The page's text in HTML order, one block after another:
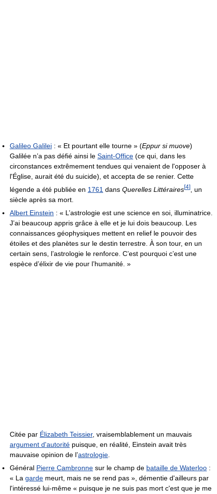
Galileo Galilei : « Et pourtant elle tourne » (Eppur si muove)
Galilée n’a pas défié ainsi le Saint-Office (ce qui, dans les
circonstances extrêmement tendues qui venaient de l'opposer à
l'Église, aurait été du suicide), et accepta de se renier. Cette
légende a été publiée en 1761 dans Querelles Littéraires[4]
, un
siècle après sa mort.
Albert Einstein : « L’astrologie est une science en soi, illuminatrice.
J’ai beaucoup appris grâce à elle et je lui dois beaucoup. Les
connaissances géophysiques mettent en relief le pouvoir des
étoiles et des planètes sur le destin terrestre. À son tour, en un
certain sens, l’astrologie le renforce. C’est pourquoi c’est une
espèce d’élixir de vie pour l’humanité. »
Citée par Élizabeth Teissier, vraisemblablement un mauvais
argument d'autorité puisque, en réalité, Einstein avait très
mauvaise opinion de l’astrologie
Général Pierre Cambronne sur le champ de bataille de Waterloo :
« La garde meurt, mais ne se rend pas », démentie d'ailleurs par
l'intéressé lui-même « puisque je ne suis pas mort c'est que je me